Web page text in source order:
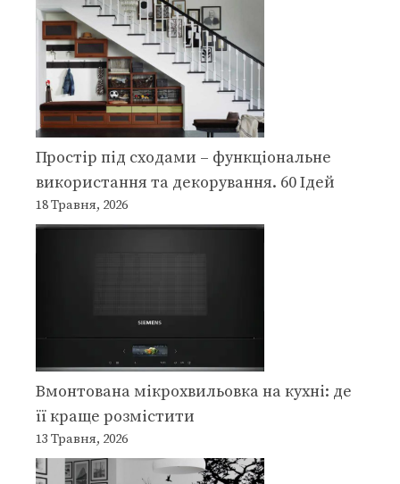
Простір під сходами – функціональне
використання та декорування. 60 Ідей
18 Травня, 2026
Вмонтована мікрохвильовка на кухні: де
її краще розмістити
13 Травня, 2026